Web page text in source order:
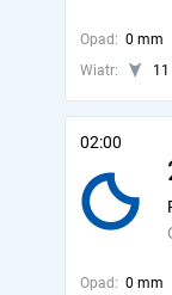
Opad: 0 mm
Wiatr:
02:00
Opad: 0 mm